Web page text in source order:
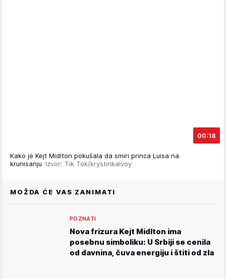
00:18
Kako je Kejt Midlton pokušala da smiri princa Luisa na
krunisanju Izvor: Tik Tok/krystinkalvoy
MOŽDA ĆE VAS ZANIMATI
POZNATI
Nova frizura Kejt Midlton ima
posebnu simboliku: U Srbiji se cenila
od davnina, čuva energiju i štiti od zla